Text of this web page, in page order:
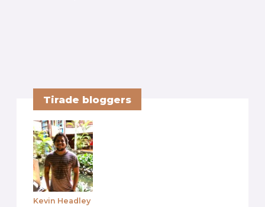
Tirade bloggers
Kevin Headley